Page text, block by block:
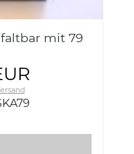
faltbar mit 79